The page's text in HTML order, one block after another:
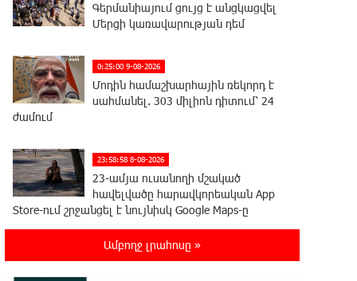
Գերմանիայում ցույց է անցկացվել
Մերցի կառավարության դեմ
0:25:00 9-08-2026
Մոդին համաշխարհային ռեկորդ է
սահմանել. 303 միլիոն դիտում՝ 24
ժամում
23:58:58 8-08-2026
23-ամյա ուսանողի մշակած
հավելվածը հարավկորեական App
Store-ում շրջանցել է նույնիսկ Google Maps-ը
23:39:22 8-08-2026
Ամբողջ լրահոսը »